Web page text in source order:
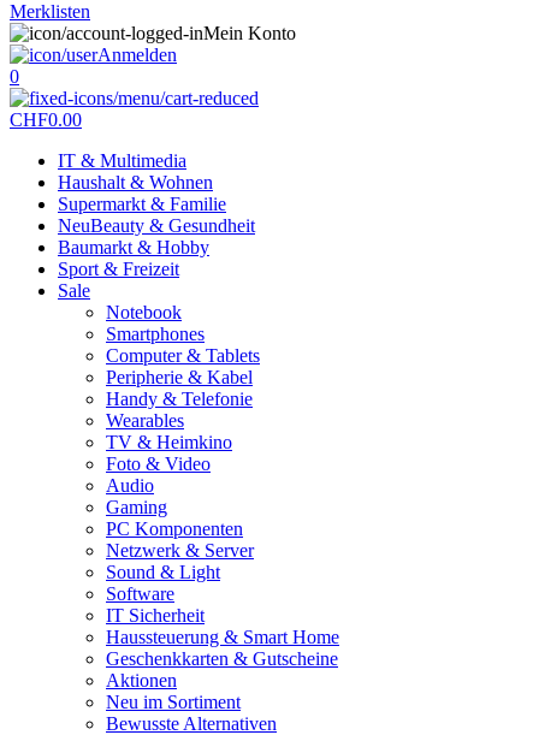
Merklisten
Mein Konto
Anmelden
0
CHF0.00
IT & Multimedia
Haushalt & Wohnen
Supermarkt & Familie
NeuBeauty & Gesundheit
Baumarkt & Hobby
Sport & Freizeit
Sale
Notebook
Smartphones
Computer & Tablets
Peripherie & Kabel
Handy & Telefonie
Wearables
TV & Heimkino
Foto & Video
Audio
Gaming
PC Komponenten
Netzwerk & Server
Sound & Light
Software
IT Sicherheit
Haussteuerung & Smart Home
Geschenkkarten & Gutscheine
Aktionen
Neu im Sortiment
Bewusste Alternativen